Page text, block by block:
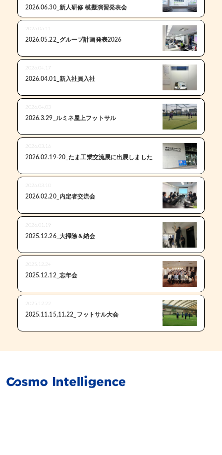
2026.06.30_新人研修 模擬演習発表会
2026.06.11
2026.05.22_グループ計画発表2026
2026.04.17
2026.04.01_新入社員入社
2026.04.03
2026.3.29_ルミネ屋上フットサル
2026.03.16
2026.02.19-20_たま工業交流展に出展しました
2026.03.10
2026.02.20_内定者交流会
2026.01.19
2025.12.26_大掃除＆納会
2025.12.24
2025.12.12_忘年会
2025.12.22
2025.11.15,11.22_フットサル大会